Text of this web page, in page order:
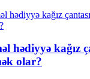
hədiyyə kağız
olar?